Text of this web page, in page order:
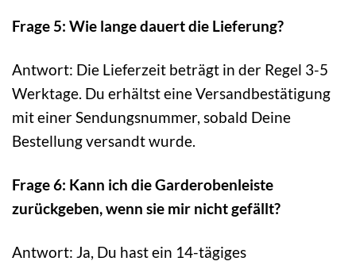
Frage 5: Wie lange dauert die Lieferung?
Antwort: Die Lieferzeit beträgt in der Regel 3-5
Werktage. Du erhältst eine Versandbestätigung
mit einer Sendungsnummer, sobald Deine
Bestellung versandt wurde.
Frage 6: Kann ich die Garderobenleiste
zurückgeben, wenn sie mir nicht gefällt?
Antwort: Ja, Du hast ein 14-tägiges